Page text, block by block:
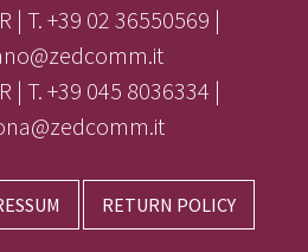
| T. +39 02 36550569 |
| T. +39 045 8036334 |
RETURN POLICY